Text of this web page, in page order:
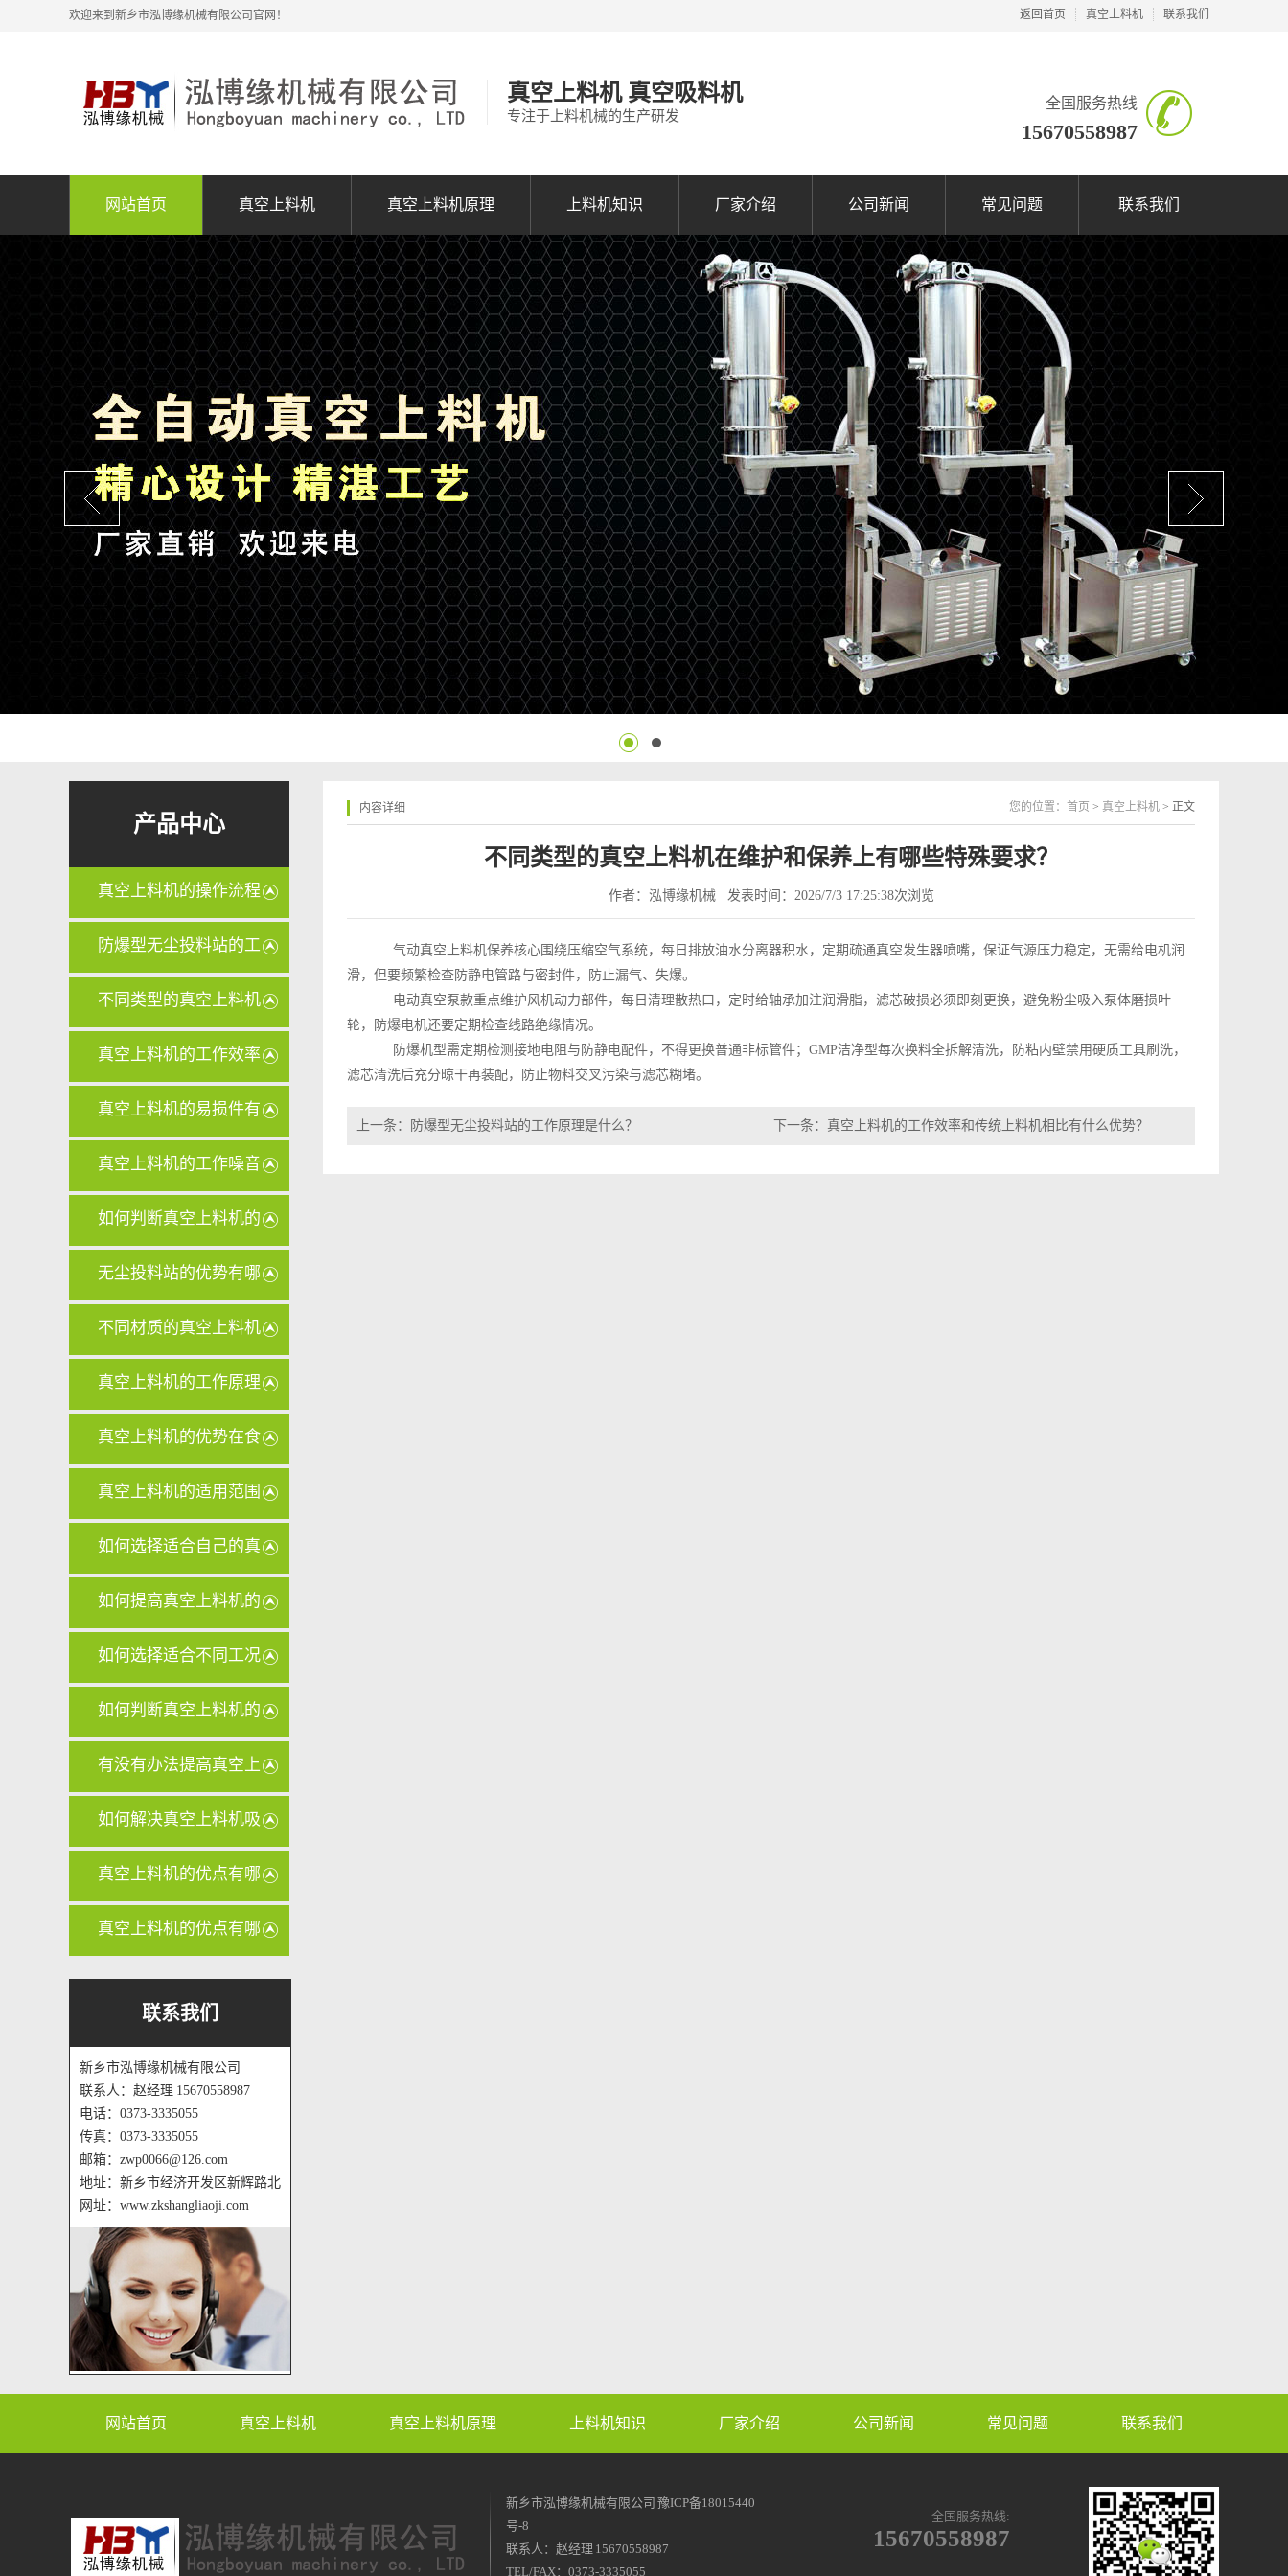
欢迎来到新乡市泓博缘机械有限公司官网！ 返回首页 真空上料机 联系我们
真空上料机 真空吸料机
专注于上料机械的生产研发
全国服务热线
15670558987
网站首页 真空上料机 真空上料机原理 上料机知识 厂家介绍 公司新闻 常见问题 联系我们
产品中心
真空上料机的操作流程
是怎样的
防爆型无尘投料站的工
作原理是
不同类型的真空上料机
在维护和
真空上料机的工作效率
和传统上
真空上料机的易损件有
哪些？真空上料机的工作噪音
大怎么办
如何判断真空上料机的
滤芯是否
无尘投料站的优势有哪
不同材质的真空上料机
滤芯在清
真空上料机的工作原理
对其设计
真空上料机的优势在食
品行业中
真空上料机的适用范围
有哪些？
如何选择适合自己的真
空上料机
如何提高真空上料机的
输送量？
如何选择适合不同工况
的真空上
如何判断真空上料机的
管路是否
有没有办法提高真空上
料机的输
如何解决真空上料机吸
力不足的
真空上料机的优点有哪
些？真空上料机的优点有哪
些？
联系我们
新乡市泓博缘机械有限公司
联系人：赵经理 15670558987
电话：0373-3335055
传真：0373-3335055
邮箱：zwp0066@126.com
地址：新乡市经济开发区新辉路北
网址：www.zkshangliaoji.com
内容详细 您的位置： 首页 > 真空上料机 > 正文
不同类型的真空上料机在维护和保养上有哪些特殊要求？
作者：泓博缘机械 发表时间：2026/7/3 17:25:38次浏览
气动真空上料机保养核心围绕压缩空气系统，每日排放油水分离器积水，定期疏通真空发生器喷嘴，保证气源压力稳定，无需给电机润
滑，但要频繁检查防静电管路与密封件，防止漏气、失爆。
电动真空泵款重点维护风机动力部件，每日清理散热口，定时给轴承加注润滑脂，滤芯破损必须即刻更换，避免粉尘吸入泵体磨损叶
轮，防爆电机还要定期检查线路绝缘情况。
防爆机型需定期检测接地电阻与防静电配件，不得更换普通非标管件；GMP洁净型每次换料全拆解清洗，防粘内壁禁用硬质工具刷洗，
滤芯清洗后充分晾干再装配，防止物料交叉污染与滤芯糊堵。
上一条： 防爆型无尘投料站的工作原理是什么？ 下一条： 真空上料机的工作效率和传统上料机相比有什么优势？
网站首页 真空上料机 真空上料机原理 上料机知识 厂家介绍 公司新闻 常见问题 联系我们
新乡市泓博缘机械有限公司 豫ICP备18015440
号-8
联系人：赵经理 15670558987
TEL/FAX：0373-3335055
全国服务热线:
15670558987